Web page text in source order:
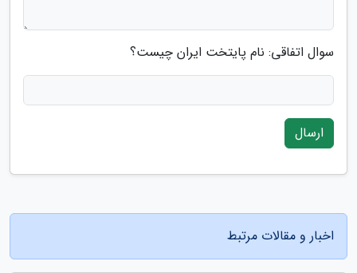
سوال اتفاقی: نام پایتخت ایران چیست؟
ارسال
اخبار و مقالات مرتبط